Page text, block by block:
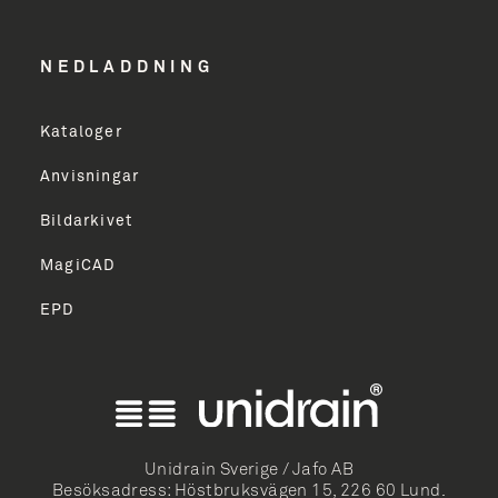
Email Address
NEDLADDNING
Kataloger
Anvisningar
Bildarkivet
MagiCAD
EPD
Unidrain Sverige / Jafo AB
Besöksadress: Höstbruksvägen 15, 226 60 Lund.